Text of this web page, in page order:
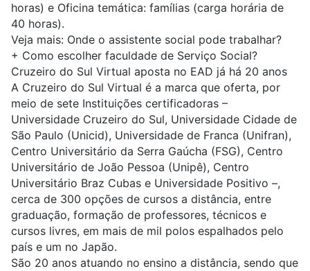
horas) e Oficina temática: famílias (carga horária de
40 horas).
Veja mais: Onde o assistente social pode trabalhar?
+ Como escolher faculdade de Serviço Social?
Cruzeiro do Sul Virtual aposta no EAD já há 20 anos
A Cruzeiro do Sul Virtual é a marca que oferta, por
meio de sete Instituições certificadoras –
Universidade Cruzeiro do Sul, Universidade Cidade de
São Paulo (Unicid), Universidade de Franca (Unifran),
Centro Universitário da Serra Gaúcha (FSG), Centro
Universitário de João Pessoa (Unipê), Centro
Universitário Braz Cubas e Universidade Positivo –,
cerca de 300 opções de cursos a distância, entre
graduação, formação de professores, técnicos e
cursos livres, em mais de mil polos espalhados pelo
país e um no Japão.
São 20 anos atuando no ensino a distância, sendo que